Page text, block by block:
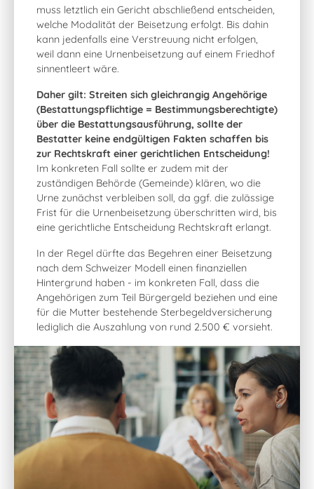
muss letztlich ein Gericht abschließend entscheiden,
welche Modalität der Beisetzung erfolgt. Bis dahin
kann jedenfalls eine Verstreuung nicht erfolgen,
weil dann eine Urnenbeisetzung auf einem Friedhof
sinnentleert wäre.
Daher gilt: Streiten sich gleichrangig Angehörige
(Bestattungspflichtige = Bestimmungsberechtigte)
über die Bestattungsausführung, sollte der
Bestatter keine endgültigen Fakten schaffen bis
zur Rechtskraft einer gerichtlichen Entscheidung!
Im konkreten Fall sollte er zudem mit der
zuständigen Behörde (Gemeinde) klären, wo die
Urne zunächst verbleiben soll, da ggf. die zulässige
Frist für die Urnenbeisetzung überschritten wird, bis
eine gerichtliche Entscheidung Rechtskraft erlangt.
In der Regel dürfte das Begehren einer Beisetzung
nach dem Schweizer Modell einen finanziellen
Hintergrund haben - im konkreten Fall, dass die
Angehörigen zum Teil Bürgergeld beziehen und eine
für die Mutter bestehende Sterbegeldversicherung
lediglich die Auszahlung von rund 2.500 € vorsieht.